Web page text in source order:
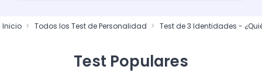
Inicio Todos los Test de Personalidad Test de 3 Identidades -
Test Populares